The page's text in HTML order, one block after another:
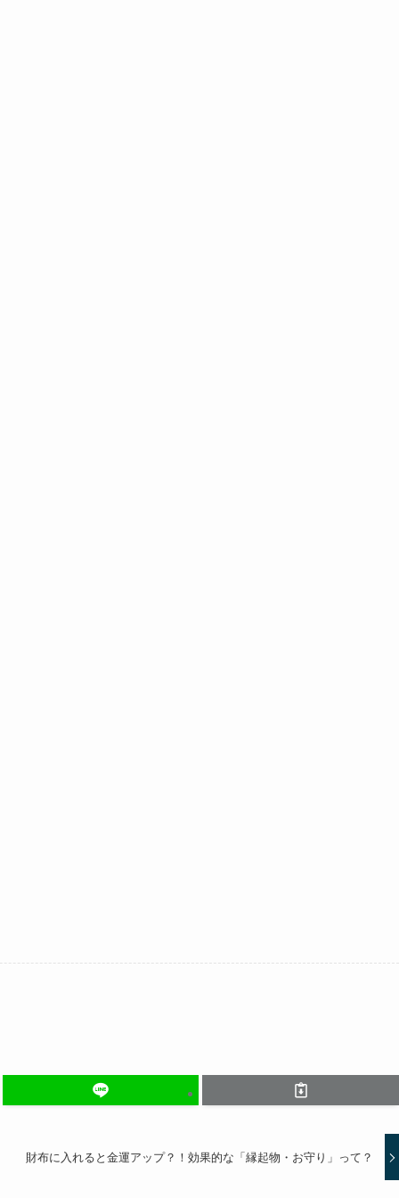
財布に入れると金運アップ？！効果的な「縁起物・お守り」って？